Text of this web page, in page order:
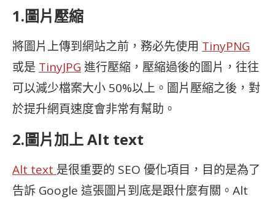
1.圖片壓縮
將圖片上傳到網站之前，務必先使用 TinyPNG
或是 TinyJPG 進行壓縮，壓縮過後的圖片，往往
可以減少檔案大小 50%以上。圖片壓縮之後，對
於提升網頁速度會非常有幫助。
2.圖片加上 Alt text
Alt text 是很重要的 SEO 優化項目，目的是為了
告訴 Google 這張圖片到底是跟什麼有關。Alt